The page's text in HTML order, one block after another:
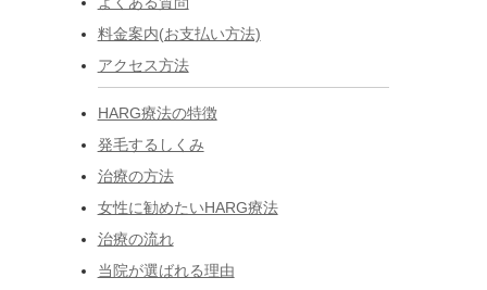
料金案内(お支払い方法)
アクセス方法
HARG療法の特徴
発毛するしくみ
治療の方法
女性に勧めたいHARG療法
治療の流れ
当院が選ばれる理由